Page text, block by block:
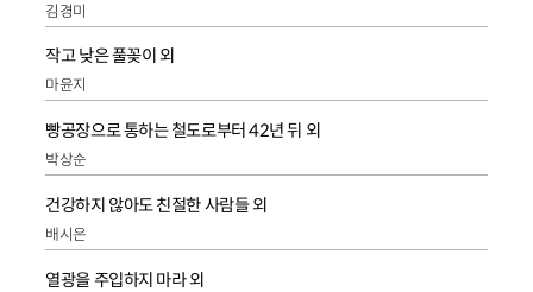
김경미
작고 낮은 풀꽂이 외
마윤지
빵공장으로 통하는 철도로부터 42년 뒤 외
박상순
건강하지 않아도 친절한 사람들 외
배시은
열광을 주입하지 마라 외